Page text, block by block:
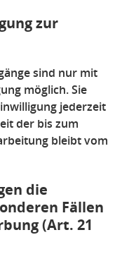
zur
sind nur mit
möglich. Sie
jederzeit
der bis zum
bleibt vom
die
Fällen
(Art. 21